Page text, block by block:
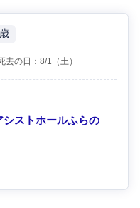
去の日：8/1 （土）
シストホールふらの